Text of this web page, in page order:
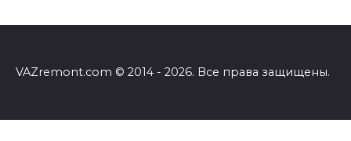
VAZremont.com © 2014 - 2026. Все права защищены.